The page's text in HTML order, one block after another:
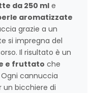
da 250 mle
aromatizzate
grazie a un
si impregna del
Il risultato è un
e fruttato che
cannuccia
bicchiere di